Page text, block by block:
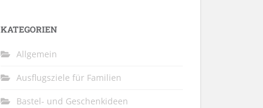
KATEGORIEN
Allgemein
Ausflugsziele für Familien
Bastel- und Geschenkideen